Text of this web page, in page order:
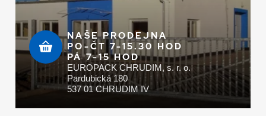
NAŠE PRODEJNA
PO-ČT 7-15.30 HOD
PÁ 7-15 HOD
EUROPACK CHRUDIM, s. r. o.
Pardubická 180
537 01 CHRUDIM IV